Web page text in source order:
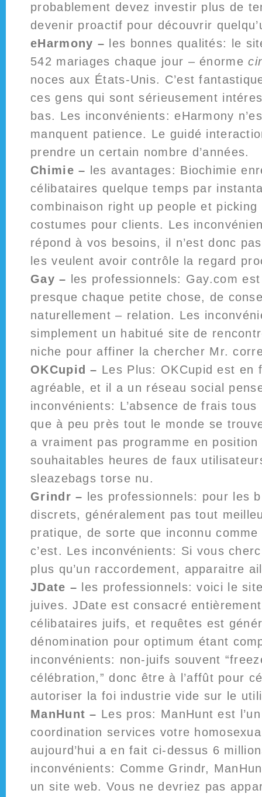
probablement devez investir plus de
devenir proactif pour découvrir
eHarmony –
les bonnes qualités: le
542 mariages chaque jour – énorme
noces aux États-Unis. C’est
ces gens qui sont sérieusement
bas. Les inconvénients: eHarmony
manquent patience. Le guidé
prendre un certain nombre d’années.
Chimie –
les avantages: Biochimie
célibataires quelque temps par
combinaison right up people et
costumes pour clients. Les
répond à vos besoins, il n’est donc
les veulent avoir contrôle la regard
Gay –
les professionnels: Gay.com
presque chaque petite chose, de
naturellement – relation. Les
simplement un habitué site de
niche pour affiner la chercher Mr.
OKCupid – Les Plus: OKCupid est en
agréable, et il a un réseau social
inconvénients: L’absence de frais
que à peu près tout le monde se
a vraiment pas programme en
souhaitables heures de faux
sleazebags torse nu.
Grindr –
les professionnels: pour les
discrets, généralement pas tout
pratique, de sorte que inconnu
c’est. Les inconvénients: Si vous
plus qu’un raccordement, apparaitre
JDate –
les professionnels: voici le
juives. JDate est consacré
célibataires juifs, et requêtes est
dénomination pour optimum étant
inconvénients: non-juifs souvent
célébration,” donc être à l’affût pour
autoriser la foi industrie vide sur le
ManHunt – Les pros: ManHunt est
coordination services votre
aujourd’hui a en fait ci-dessus 6
inconvénients: Comme Grindr,
un site web. Vous ne devriez pas